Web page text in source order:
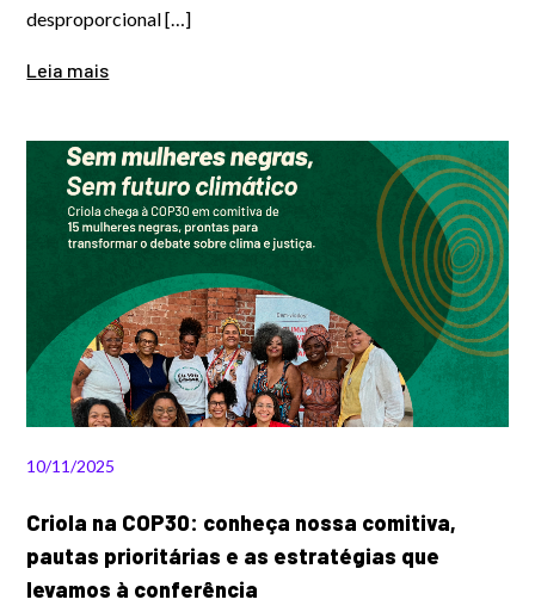
desproporcional […]
Leia mais
10/11/2025
Criola na COP30: conheça nossa comitiva,
pautas prioritárias e as estratégias que
levamos à conferência